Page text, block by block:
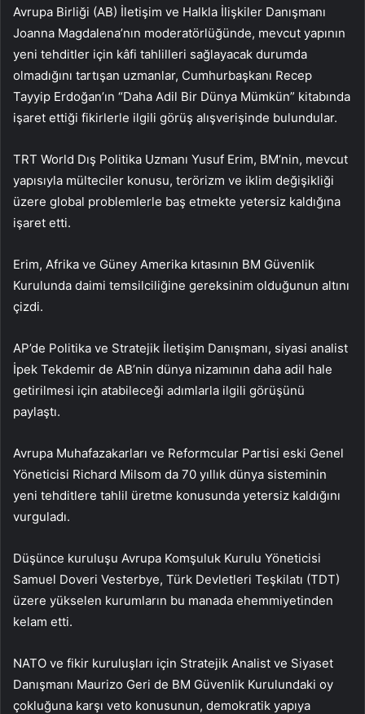
Avrupa Birliği (AB) İletişim ve Halkla İlişkiler Danışmanı
Joanna Magdalena’nın moderatörlüğünde, mevcut yapının
yeni tehditler için kâfi tahlilleri sağlayacak durumda
olmadığını tartışan uzmanlar, Cumhurbaşkanı Recep
Tayyip Erdoğan’ın “Daha Adil Bir Dünya Mümkün” kitabında
işaret ettiği fikirlerle ilgili görüş alışverişinde bulundular.
TRT World Dış Politika Uzmanı Yusuf Erim, BM’nin, mevcut
yapısıyla mülteciler konusu, terörizm ve iklim değişikliği
üzere global problemlerle baş etmekte yetersiz kaldığına
işaret etti.
Erim, Afrika ve Güney Amerika kıtasının BM Güvenlik
Kurulunda daimi temsilciliğine gereksinim olduğunun altını
çizdi.
AP’de Politika ve Stratejik İletişim Danışmanı, siyasi analist
İpek Tekdemir de AB’nin dünya nizamının daha adil hale
getirilmesi için atabileceği adımlarla ilgili görüşünü
paylaştı.
Avrupa Muhafazakarları ve Reformcular Partisi eski Genel
Yöneticisi Richard Milsom da 70 yıllık dünya sisteminin
yeni tehditlere tahlil üretme konusunda yetersiz kaldığını
vurguladı.
Düşünce kuruluşu Avrupa Komşuluk Kurulu Yöneticisi
Samuel Doveri Vesterbye, Türk Devletleri Teşkilatı (TDT)
üzere yükselen kurumların bu manada ehemmiyetinden
kelam etti.
NATO ve fikir kuruluşları için Stratejik Analist ve Siyaset
Danışmanı Maurizo Geri de BM Güvenlik Kurulundaki oy
çokluğuna karşı veto konusunun, demokratik yapıya